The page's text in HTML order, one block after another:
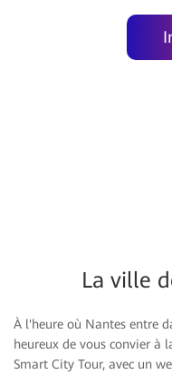
La ville
À l'heure où Nantes entre
heureux de vous convier à
Smart City Tour, avec un